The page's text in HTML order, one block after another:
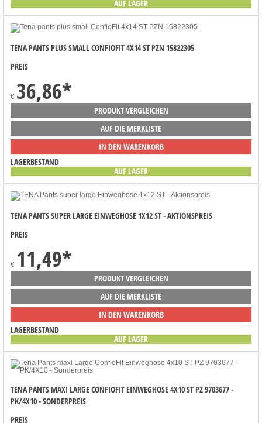
AUF LAGER
TENA PANTS PLUS SMALL CONFIOFIT 4X14 ST PZN 15822305
PREIS
€ 36,86*
PRODUKT VERGLEICHEN
AUF DIE MERKLISTE
IN DEN WARENKORB
LAGERBESTAND
AUF LAGER
TENA PANTS SUPER LARGE EINWEGHOSE 1X12 ST - AKTIONSPREIS
PREIS
€ 11,49*
PRODUKT VERGLEICHEN
AUF DIE MERKLISTE
IN DEN WARENKORB
LAGERBESTAND
AUF LAGER
TENA PANTS MAXI LARGE CONFIOFIT EINWEGHOSE 4X10 ST PZ 9703677 -
PK/4X10 - SONDERPREIS
PREIS